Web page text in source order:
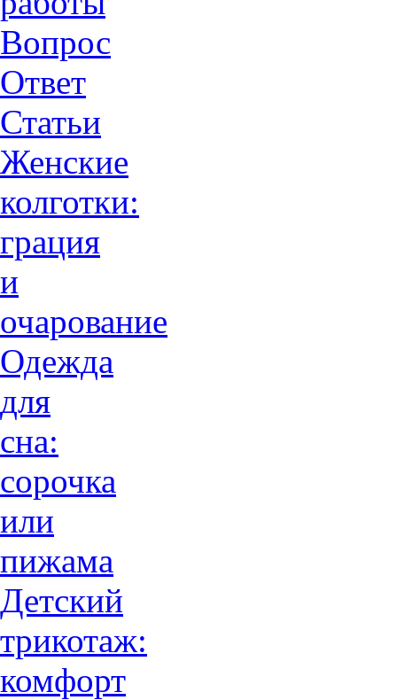
Вопрос
Ответ
Статьи
Женские
колготки:
грация
и
очарованиe
Одежда
для
сна:
сорочка
или
пижама
Детский
трикотаж:
комфорт